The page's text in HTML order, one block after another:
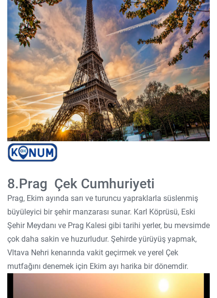
8.Prag Çek Cumhuriyeti
Prag, Ekim ayında sarı ve turuncu yapraklarla süslenmiş
büyüleyici bir şehir manzarası sunar. Karl Köprüsü, Eski
Şehir Meydanı ve Prag Kalesi gibi tarihi yerler, bu mevsimde
çok daha sakin ve huzurludur. Şehirde yürüyüş yapmak,
Vltava Nehri kenarında vakit geçirmek ve yerel Çek
mutfağını denemek için Ekim ayı harika bir dönemdir.